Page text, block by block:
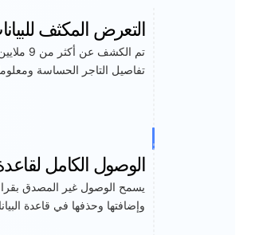
التعرض المكثف
تم الكشف
تفاصيل التاجر الحساسة
الوصول الكامل لقاعدة
يسمح الوصول غير المصدق
وإضافتها وحذفها في قاعدة